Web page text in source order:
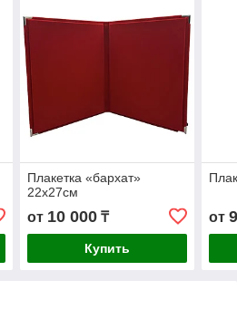
Плакетка «бархат»
22х27см
от 10 000₸
Купить
от